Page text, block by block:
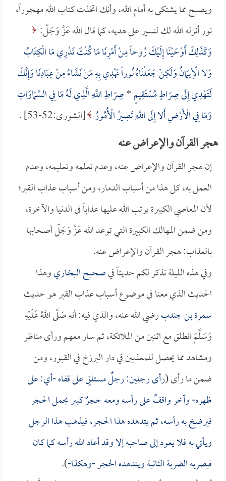
ويصبح مما يشتكى به أمام الله، وأنك اتخذت كتاب الله مهجوراً،
نور أنزله الله لك لتسير على هديه، كما قال الله عَزَّ وَجَلّ:
وَكَذَلِكَ أَوْحَيْنَا إِلَيْكَ رُوحاً مِنْ أَمْرِنَا مَا كُنْتَ تَدْرِي مَا الْكِتَابُ
وَلا الْأِيمَانُ وَلَكِنْ جَعَلْنَاهُ نُوراً نَهْدِي بِهِ مَنْ نَشَاءُ مِنْ عِبَادِنَا وَإِنَّكَ
لَتَهْدِي إِلَى صِرَاطٍ مُسْتَقِيمٍ*صِرَاطِ اللَّهِ الَّذِي لَهُ مَا فِي السَّمَاوَاتِ
وَمَا فِي الْأَرْضِ أَلا إِلَى اللَّهِ تَصِيرُ الْأُمُورُ [الشورى:52-53] .
هجر القرآن والإعراض عنه
إن هجر القرآن والإعراض عنه، وعدم تعلمه وتعليمه، وعدم
العمل به، كل هذا من أسباب الدمار، ومن أسباب عذاب القبر؛
لأن المعاصي الكبيرة يرتب الله عليها عذاباً في الدنيا والآخرة،
ومن ضمن المهالك الكبيرة التي توعد الله عَزَّ وَجَلّ أصحابها
بالعذاب: هجر القرآن والإعراض عنه.
وفي هذه الليلة نذكر لكم حديثاً فيصحيح البخاريوهذا
الحديث الذي معنا في موضوع أسباب عذاب القبر هو حديث
سمرة بن جندبرضي الله عنه، والذي فيه: أنه صَلَّى اللهُ عَلَيْهِ
وَسَلَّمَ انطلق مع اثنين من الملائكة، ثم سار معهم ورأى مناظر
ومشاهد مما يحصل للمعذبين في دار البرزخ في القبور، ومن
ضمن ما رأى (رأى رجلين: رجلٌ مستلقٍ على قفاه -أي: على
ظهره- وآخر واقفٌ على رأسه ومعه حجرٌ كبير يحمل الحجر
فيرضخ به رأسه، ثم يتدهده هذا الحجر، فيذهب هذا الرجل
ويأتي به فلا يعود إلى صاحبه إلا وقد أعاد الله رأسه كما كان
فيضربه الضربة الثانية ويتدهده الحجر -وهكذا-).